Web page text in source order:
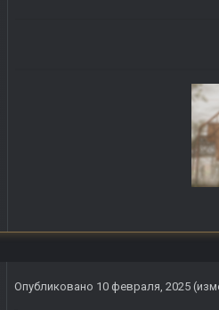
Опубликовано 10 февраля, 2025